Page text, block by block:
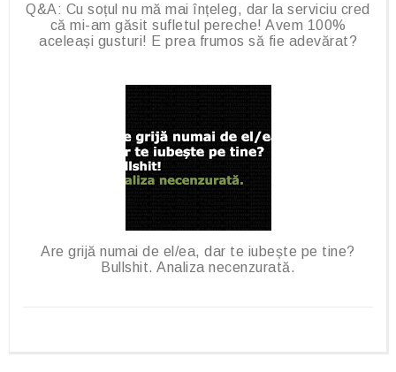
Q&A: Cu soțul nu mă mai înțeleg, dar la serviciu cred
că mi-am găsit sufletul pereche! Avem 100%
aceleași gusturi! E prea frumos să fie adevărat?
Are grijă numai de el/ea, dar te iubește pe tine?
Bullshit. Analiza necenzurată.